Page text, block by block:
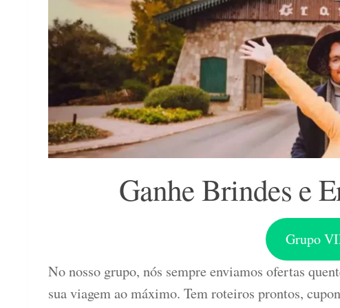
Ganhe Brindes e
Grupo
No nosso grupo, nós sempre enviamos ofertas
sua viagem ao máximo. Tem roteiros prontos,